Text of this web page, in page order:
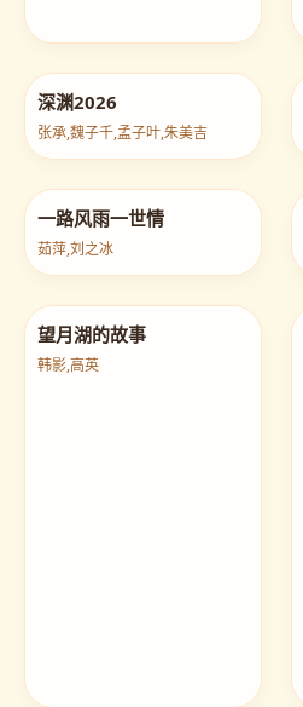
深渊2026
张承,魏子千,孟子叶,朱美吉
一路风雨一世情
茹萍,刘之冰